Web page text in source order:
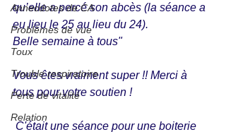
Annecdotes de CA
Problèmes de vue
Toux
Trouble respiratoire
Perte de vitalité
Relation
qu’elle a percé son abcès (la séance a
eu lieu le 25 au lieu du 24).
Belle semaine à tous"
Vous êtes vraiment super !! Merci à
tous pour votre soutien !